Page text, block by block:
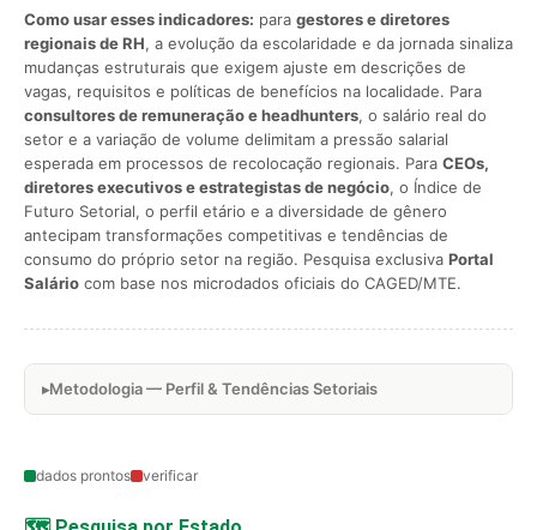
Como usar esses indicadores: para gestores e diretores
regionais de RH, a evolução da escolaridade e da jornada sinaliza
mudanças estruturais que exigem ajuste em descrições de
vagas, requisitos e políticas de benefícios na localidade. Para
consultores de remuneração e headhunters, o salário real do
setor e a variação de volume delimitam a pressão salarial
esperada em processos de recolocação regionais. Para CEOs,
diretores executivos e estrategistas de negócio, o Índice de
Futuro Setorial, o perfil etário e a diversidade de gênero
antecipam transformações competitivas e tendências de
consumo do próprio setor na região. Pesquisa exclusiva Portal
Salário com base nos microdados oficiais do CAGED/MTE.
Metodologia — Perfil & Tendências Setoriais
dados prontos verificar